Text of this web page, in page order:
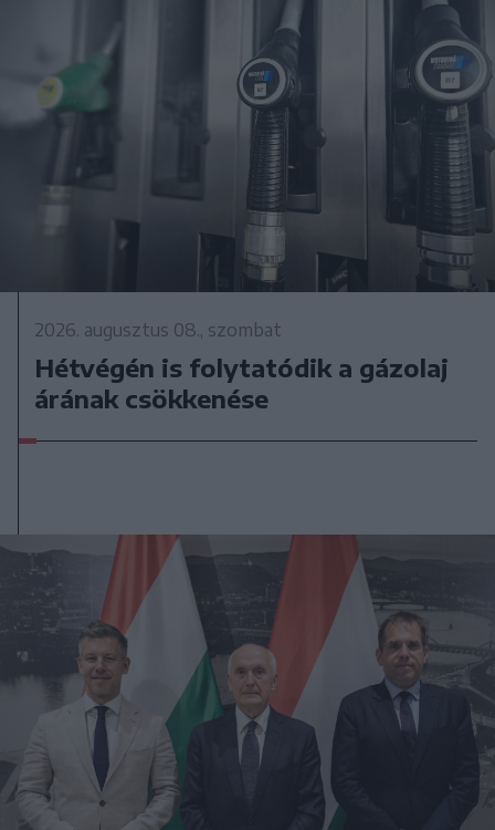
2026. augusztus 08., szombat
Hétvégén is folytatódik a gázolaj
árának csökkenése